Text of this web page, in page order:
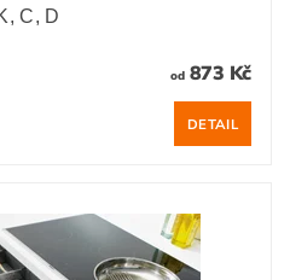
C, D
od873 Kč
DETAIL